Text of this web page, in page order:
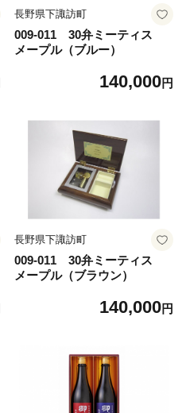
長野県下諏訪町
009-011 30弁ミーティス
メープル（ブルー）
140,000円
長野県下諏訪町
009-011 30弁ミーティス
メープル（ブラウン）
140,000円